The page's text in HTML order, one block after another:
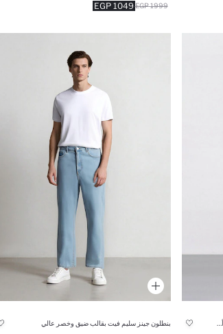
1049 EGP 1999 EGP
بنطلون جينز سليم فيت بقالب ضيق وخصر عالي